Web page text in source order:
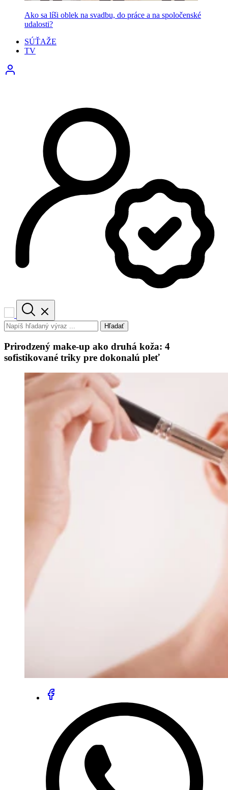
Ako sa líši oblek na svadbu, do práce a na spoločenské
udalosti?
SÚŤAŽE
TV
Hľadať
Prirodzený make-up ako druhá koža: 4
sofistikované triky pre dokonalú pleť